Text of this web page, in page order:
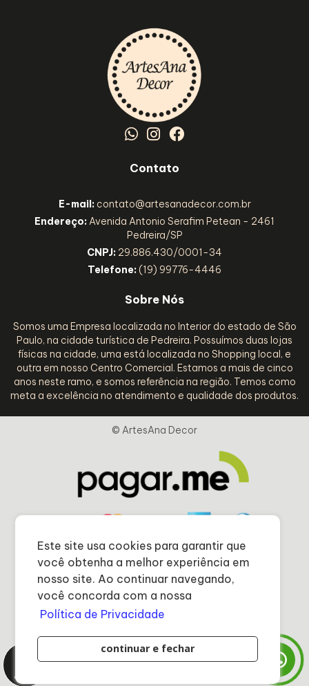
Este site usa cookies para garantir que
você obtenha a melhor experiência em
nosso site. Ao continuar navegando,
você concorda com a nossa
Política de Privacidade
continuar e fechar
Contato
E-mail: contato@artesanadecor.com.br
Endereço: Avenida Antonio Serafim Petean - 2461
Pedreira/SP
CNPJ: 29.886.430/0001-34
Telefone: (19) 99776-4446
Sobre Nós
Somos uma Empresa localizada no Interior do estado de São
Paulo, na cidade turística de Pedreira. Possuímos duas lojas
físicas na cidade, uma está localizada no Shopping local, e
outra em nosso Centro Comercial. Estamos a mais de cinco
anos neste ramo, e somos referência na região. Temos como
meta a excelência no atendimento e qualidade dos produtos.
© ArtesAna Decor
Desenvolvido por
DÚVIDAS AQUI
CARRINHO
Itens